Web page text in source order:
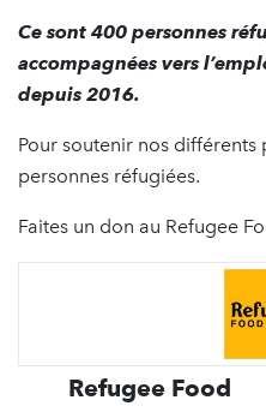
Ce sont 400 personnes
accompagnées vers
depuis 2016.
Pour soutenir nos différents
personnes réfugiées.
Faites un don au Refugee
Refugee Food